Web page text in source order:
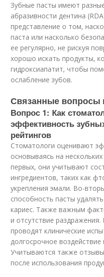
Зубные пасты имеют
абразивности дентина
представление о том,
паста или насколько
ее регулярно, не рискуя
хорошо искать продукты,
гидроксиапатит, чтобы
ослабление зубов.
Связанные вопросы
Вопрос 1: Как
эффективность
рейтингов
Стоматологи оценивают
основываясь на
первых, они учитывают
ингредиентов, таких как
укрепления эмали. Во-
способность пасты
кариес. Также важным
и отсутствие
проводят клинические
долгосрочное
Учитываются также
после использования